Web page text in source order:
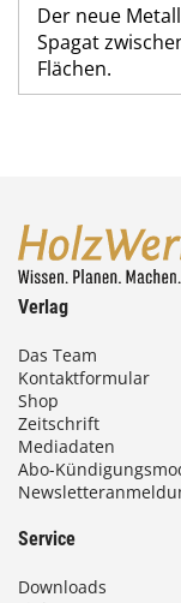
Der neue
Spagat
Flächen.
Verlag
Das Team
Kontaktformular
Shop
Zeitschrift
Mediadaten
Abo-
Service
Downloads